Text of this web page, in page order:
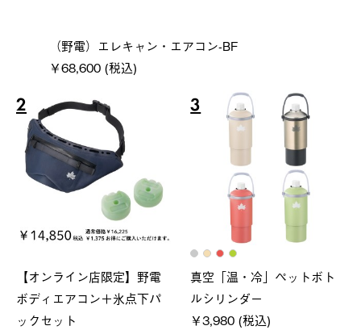
（野電）エレキャン・エアコン-BF
￥68,600 (税込)
2
【オンライン店限定】野電
ボディエアコン＋氷点下パ
ックセット
3
真空「温・冷」ペットボト
ルシリンダー
￥3,980 (税込)